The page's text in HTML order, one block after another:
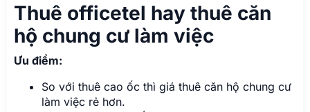
Thuê officetel hay thuê căn
hộ chung cư làm việc
Ưu điểm:
So với thuê cao ốc thì giá thuê căn hộ chung cư
làm việc rẻ hơn.